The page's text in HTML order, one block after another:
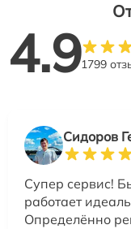
4.91799
Сидоров
Супер сервис!
работает
Определённо